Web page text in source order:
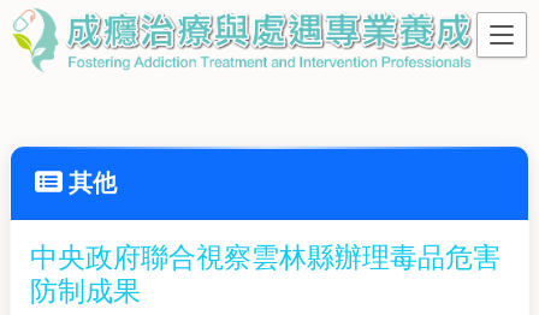
其他
中央政府聯合視察雲林縣辦理毒品危害
防制成果